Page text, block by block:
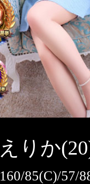
えりか
160/85(C)/57/